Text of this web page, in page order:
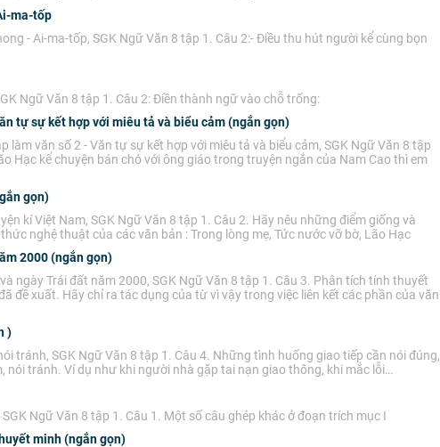
ma-tốp
- Ai-ma-tốp, SGK Ngữ Văn 8 tập 1. Câu 2:- Điều thu hút người kể cùng bọn
Ngữ Văn 8 tập 1. Câu 2: Điền thành ngữ vào chỗ trống:
tự sự kết hợp với miêu tả và biểu cảm (ngắn gọn)
làm văn số 2 - Văn tự sự kết hợp với miêu tả và biểu cảm, SGK Ngữ Văn 8 tập
Hạc kể chuyện bán chó với ông giáo trong truyện ngắn của Nam Cao thì em
gọn)
kí Việt Nam, SGK Ngữ Văn 8 tập 1. Câu 2. Hãy nêu những điểm giống và
nghệ thuật của các văn bản : Trong lòng mẹ, Tức nước vỡ bờ, Lão Hạc
2000 (ngắn gọn)
ngày Trái đất năm 2000, SGK Ngữ Văn 8 tập 1. Câu 3. Phân tích tính thuyết
đề xuất. Hãy chỉ ra tác dụng của từ vì vậy trong việc liên kết các phần của văn
)
tránh, SGK Ngữ Văn 8 tập 1. Câu 4. Những tình huống giao tiếp cần nói đúng,
nói tránh. Ví dụ như khi người nhà gặp tai nạn giao thông, khi mắc lỗi…
Ngữ Văn 8 tập 1. Câu 1. Một số câu ghép khác ở đoạn trích mục I
minh (ngắn gọn)